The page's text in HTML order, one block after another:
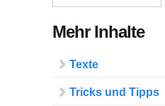
Mehr Inhalte
Texte
Tricks und Tipps